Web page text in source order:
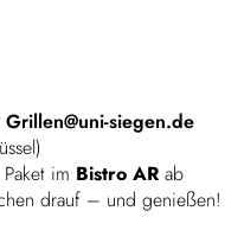
Grillen@uni-siegen.de
im Bistro AR ab
drauf – und genießen!